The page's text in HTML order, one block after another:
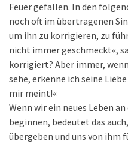
Feuer gefallen. In den
noch oft im übertragenen
um ihn zu korrigieren, zu
nicht immer geschmeckt«,
korrigiert? Aber immer,
sehe, erkenne ich seine
mir meint!«
Wenn wir ein neues Leben
beginnen, bedeutet das
übergeben und uns von ihm